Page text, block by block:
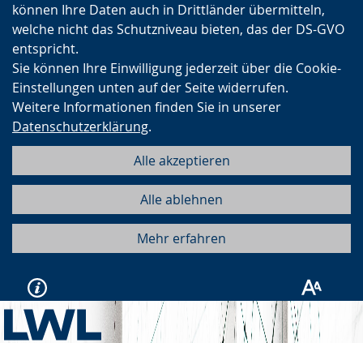
können Ihre Daten auch in Drittländer übermitteln,
welche nicht das Schutzniveau bieten, das der DS-GVO
entspricht.
Sie können Ihre Einwilligung jederzeit über die Cookie-
Einstellungen unten auf der Seite widerrufen.
Weitere Informationen finden Sie in unserer
Datenschutzerklärung.
Alle akzeptieren
Alle ablehnen
Mehr erfahren